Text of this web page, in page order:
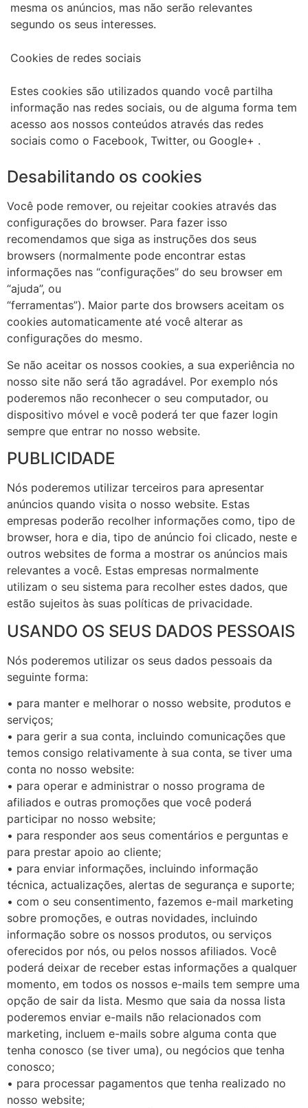
mesma os anúncios, mas não serão relevantes
segundo os seus interesses.
Cookies de redes sociais
Estes cookies são utilizados quando você partilha
informação nas redes sociais, ou de alguma forma tem
acesso aos nossos conteúdos através das redes
sociais como o Facebook, Twitter, ou Google+ .
Desabilitando os cookies
Você pode remover, ou rejeitar cookies através das
configurações do browser. Para fazer isso
recomendamos que siga as instruções dos seus
browsers (normalmente pode encontrar estas
informações nas “configurações” do seu browser em
“ajuda”, ou
“ferramentas”). Maior parte dos browsers aceitam os
cookies automaticamente até você alterar as
configurações do mesmo.
Se não aceitar os nossos cookies, a sua experiência no
nosso site não será tão agradável. Por exemplo nós
poderemos não reconhecer o seu computador, ou
dispositivo móvel e você poderá ter que fazer login
sempre que entrar no nosso website.
PUBLICIDADE
Nós poderemos utilizar terceiros para apresentar
anúncios quando visita o nosso website. Estas
empresas poderão recolher informações como, tipo de
browser, hora e dia, tipo de anúncio foi clicado, neste e
outros websites de forma a mostrar os anúncios mais
relevantes a você. Estas empresas normalmente
utilizam o seu sistema para recolher estes dados, que
estão sujeitos às suas políticas de privacidade.
USANDO OS SEUS DADOS PESSOAIS
Nós poderemos utilizar os seus dados pessoais da
seguinte forma:
• para manter e melhorar o nosso website, produtos e
serviços;
• para gerir a sua conta, incluindo comunicações que
temos consigo relativamente à sua conta, se tiver uma
conta no nosso website:
• para operar e administrar o nosso programa de
afiliados e outras promoções que você poderá
participar no nosso website;
• para responder aos seus comentários e perguntas e
para prestar apoio ao cliente;
• para enviar informações, incluindo informação
técnica, actualizações, alertas de segurança e suporte;
• com o seu consentimento, fazemos e-mail marketing
sobre promoções, e outras novidades, incluindo
informação sobre os nossos produtos, ou serviços
oferecidos por nós, ou pelos nossos afiliados. Você
poderá deixar de receber estas informações a qualquer
momento, em todos os nossos e-mails tem sempre uma
opção de sair da lista. Mesmo que saia da nossa lista
poderemos enviar e-mails não relacionados com
marketing, incluem e-mails sobre alguma conta que
tenha conosco (se tiver uma), ou negócios que tenha
conosco;
• para processar pagamentos que tenha realizado no
nosso website;